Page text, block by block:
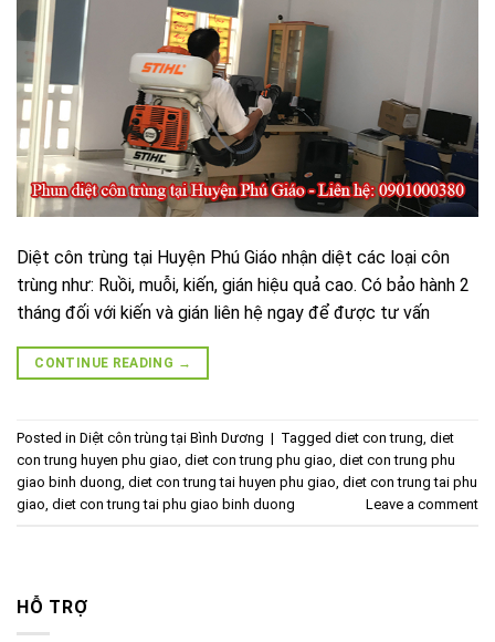
Diệt côn trùng tại Huyện Phú Giáo nhận diệt các loại côn
trùng như: Ruồi, muỗi, kiến, gián hiệu quả cao. Có bảo hành 2
tháng đối với kiến và gián liên hệ ngay để được tư vấn
CONTINUE READING →
Posted in Diệt côn trùng tại Bình Dương | Tagged diet con trung, diet
con trung huyen phu giao, diet con trung phu giao, diet con trung phu
giao binh duong, diet con trung tai huyen phu giao, diet con trung tai phu
giao, diet con trung tai phu giao binh duong Leave a comment
HỖ TRỢ